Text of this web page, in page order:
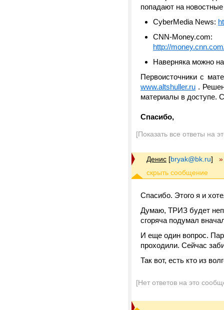
попадают на
CyberMedia News:
CNN-Money.com:
http://
Наверняка можно
Первоисточники с
www.altshuller.ru .
материалы в доступе.
Спасибо,
[Показать все ответы на
Денис [bryak@bk.ru] »
Спасибо. Этого я и
Думаю, ТРИЗ будет
сгоряча подумал
И еще один вопрос.
проходили. Сейчас
Так вот, есть кто из
[Нет ответов на это